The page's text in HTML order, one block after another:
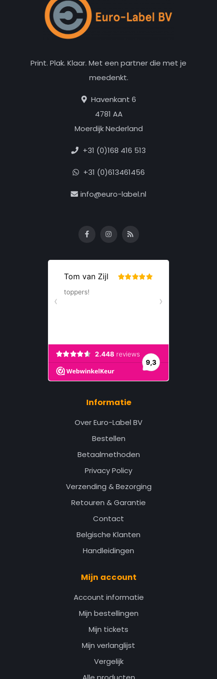
Print. Plak. Klaar. Met een partner die met je
meedenkt.
Havenkant 6
4781 AA
Moerdijk Nederland
+31 (0)168 416 513
+31 (0)613461456
info@euro-label.nl
Informatie
Over Euro-Label BV
Bestellen
Betaalmethoden
Privacy Policy
Verzending & Bezorging
Retouren & Garantie
Contact
Belgische Klanten
Handleidingen
Mijn account
Account informatie
Mijn bestellingen
Mijn tickets
Mijn verlanglijst
Vergelijk